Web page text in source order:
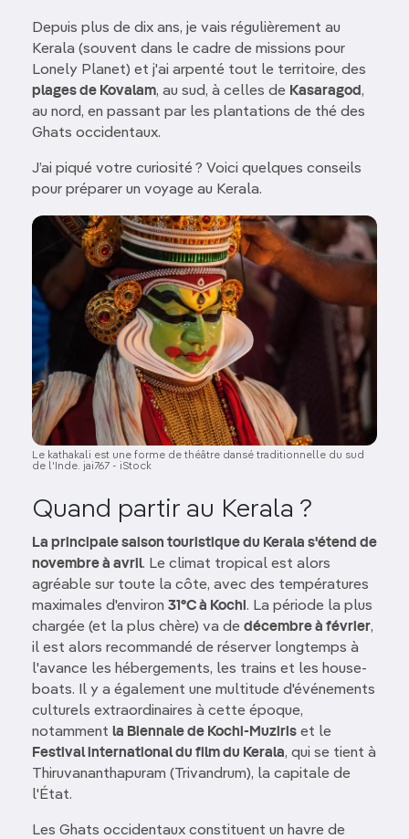
Depuis plus de dix ans, je vais régulièrement au
Kerala (souvent dans le cadre de missions pour
Lonely Planet) et j'ai arpenté tout le territoire, des
plages de Kovalam, au sud, à celles de Kasaragod,
au nord, en passant par les plantations de thé des
Ghats occidentaux.
J’ai piqué votre curiosité ? Voici quelques conseils
pour préparer un voyage au Kerala.
Image
Le kathakali est une forme de théâtre dansé traditionnelle du sud
de l'Inde. jai767 - iStock
Quand partir au Kerala ?
La principale saison touristique du Kerala s'étend de
novembre à avril. Le climat tropical est alors
agréable sur toute la côte, avec des températures
maximales d'environ 31°C à Kochi . La période la plus
chargée (et la plus chère) va de décembre à février,
il est alors recommandé de réserver longtemps à
l'avance les hébergements, les trains et les house-
boats. Il y a également une multitude d'événements
culturels extraordinaires à cette époque,
notamment la Biennale de Kochi-Muziris et le
Festival international du film du Kerala, qui se tient à
Thiruvananthapuram (Trivandrum), la capitale de
l'État.
Les Ghats occidentaux constituent un havre de